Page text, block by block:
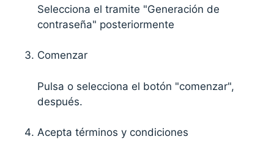
Selecciona el tramite "Generación de
contraseña" posteriormente
Comenzar
Pulsa o selecciona el botón "comenzar",
después.
Acepta términos y condiciones